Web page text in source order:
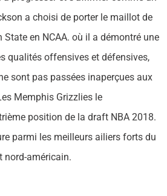
a choisi de porter le maillot de
State en NCAA. où il a démontré une
qualités offensives et défensives,
sont pas passées inaperçues aux
Memphis Grizzlies le
position de la draft NBA 2018.
parmi les meilleurs ailiers forts du
nord-américain.